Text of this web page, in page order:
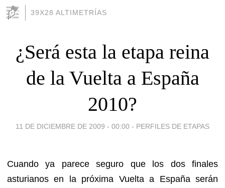
39X28 ALTIMETRÍAS
¿Será esta la etapa reina
de la Vuelta a España
2010?
11 DE DICIEMBRE DE 2009 - 00:00 - PERFILES DE ETAPAS
Cuando ya parece seguro que los dos finales
asturianos en la próxima Vuelta a España serán